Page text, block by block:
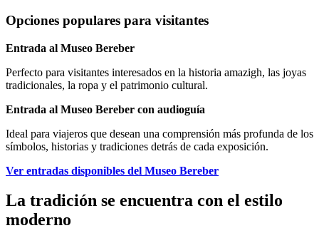
Opciones populares para visitantes
Entrada al Museo Bereber
Perfecto para visitantes interesados en la historia amazigh, las joyas
tradicionales, la ropa y el patrimonio cultural.
Entrada al Museo Bereber con audioguía
Ideal para viajeros que desean una comprensión más profunda de los
símbolos, historias y tradiciones detrás de cada exposición.
Ver entradas disponibles del Museo Bereber
La tradición se encuentra con el estilo
moderno